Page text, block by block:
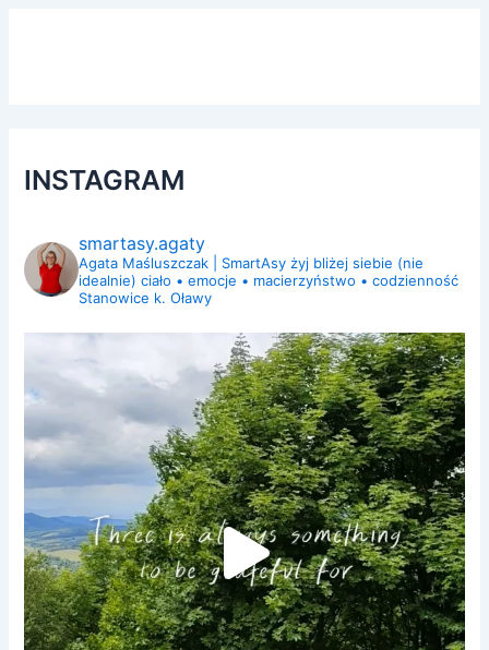
INSTAGRAM
smartasy.agaty
Agata Maśluszczak | SmartAsy żyj bliżej siebie (nie
idealnie) ciało • emocje • macierzyństwo • codzienność
Stanowice k. Oławy